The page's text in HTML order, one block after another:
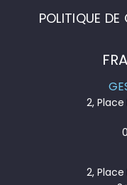
POLITIQUE
2,
2,